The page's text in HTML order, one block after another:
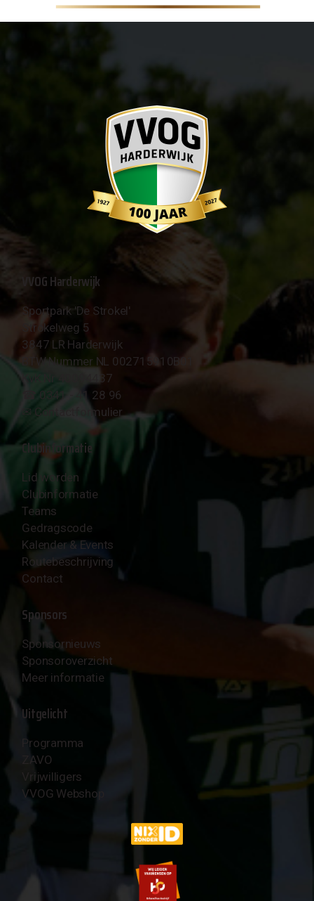
VVOG Harderwijk
Sportpark 'De Strokel'
Strokelweg 5
3847 LR Harderwijk
BTW Nummer NL 002715910B01
KvK Nr 40094437
☎︎ 0341 - 41 28 96
✉︎ Contactformulier
Clubinformatie
Lid worden
Clubinformatie
Teams
Gedragscode
Kalender & Events
Routebeschrijving
Contact
Sponsors
Sponsornieuws
Sponsoroverzicht
Meer informatie
Uitgelicht
Programma
ZAVO
Vrijwilligers
VVOG Webshop